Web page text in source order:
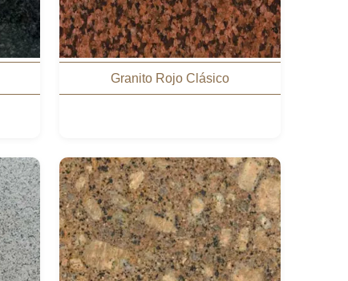
Granito Rojo Clásico